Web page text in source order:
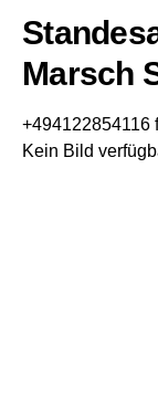
Marsch
+494122854116
Kein Bild